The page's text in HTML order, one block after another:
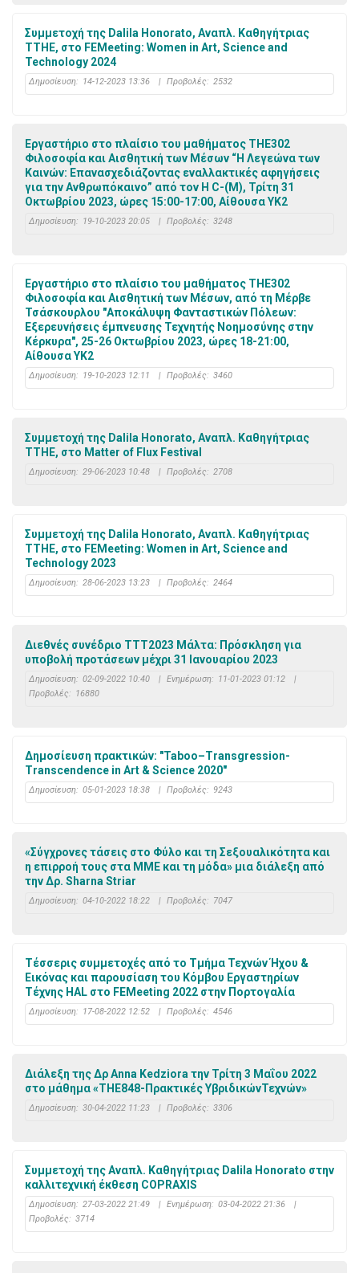
Συμμετοχή της Dalila Honorato, Αναπλ. Καθηγήτριας
ΤΤΗΕ, στο FEMeeting: Women in Art, Science and
Technology 2024
Δημοσίευση: 14-12-2023 13:36 | Προβολές: 2532
Εργαστήριο στο πλαίσιο του μαθήματος THE302
Φιλοσοφία και Αισθητική των Μέσων “Η Λεγεώνα των
Καινών: Επανασχεδιάζοντας εναλλακτικές αφηγήσεις
για την Ανθρωπόκαινο” από τον H C-(M), Τρίτη 31
Οκτωβρίου 2023, ώρες 15:00-17:00, Αίθουσα ΥΚ2
Δημοσίευση: 19-10-2023 20:05 | Προβολές: 3248
Εργαστήριο στο πλαίσιο του μαθήματος THE302
Φιλοσοφία και Αισθητική των Μέσων, από τη Μέρβε
Τσάσκουρλου "Αποκάλυψη Φανταστικών Πόλεων:
Εξερευνήσεις έμπνευσης Τεχνητής Νοημοσύνης στην
Κέρκυρα", 25-26 Οκτωβρίου 2023, ώρες 18-21:00,
Αίθουσα ΥΚ2
Δημοσίευση: 19-10-2023 12:11 | Προβολές: 3460
Συμμετοχή της Dalila Honorato, Αναπλ. Καθηγήτριας
ΤΤΗΕ, στο Matter of Flux Festival
Δημοσίευση: 29-06-2023 10:48 | Προβολές: 2708
Συμμετοχή της Dalila Honorato, Αναπλ. Καθηγήτριας
ΤΤΗΕ, στο FEMeeting: Women in Art, Science and
Technology 2023
Δημοσίευση: 28-06-2023 13:23 | Προβολές: 2464
Διεθνές συνέδριο TTT2023 Μάλτα: Πρόσκληση για
υποβολή προτάσεων μέχρι 31 Ιανουαρίου 2023
Δημοσίευση: 02-09-2022 10:40 | Ενημέρωση: 11-01-2023 01:12
|
Προβολές: 16880
Δημοσίευση πρακτικών: "Taboo–Transgression-
Transcendence in Art & Science 2020"
Δημοσίευση: 05-01-2023 18:38 | Προβολές: 9243
«Σύγχρονες τάσεις στο Φύλο και τη Σεξουαλικότητα και
η επιρροή τους στα ΜΜΕ και τη μόδα» μια διάλεξη από
την Δρ. Sharna Striar
Δημοσίευση: 04-10-2022 18:22 | Προβολές: 7047
Τέσσερις συμμετοχές από το Τμήμα Τεχνών Ήχου &
Εικόνας και παρουσίαση του Κόμβου Εργαστηρίων
Τέχνης HAL στο FEMeeting 2022 στην Πορτογαλία
Δημοσίευση: 17-08-2022 12:52 | Προβολές: 4546
Διάλεξη της Δρ Anna Kedziora την Τρίτη 3 Μαΐου 2022
στο μάθημα «THE848-Πρακτικές ΥβριδικώνΤεχνών»
Δημοσίευση: 30-04-2022 11:23 | Προβολές: 3306
Συμμετοχή της Αναπλ. Καθηγήτριας Dalila Honorato στην
καλλιτεχνική έκθεση COPRAXIS
Δημοσίευση: 27-03-2022 21:49 | Ενημέρωση: 03-04-2022 21:36
|
Προβολές: 3714